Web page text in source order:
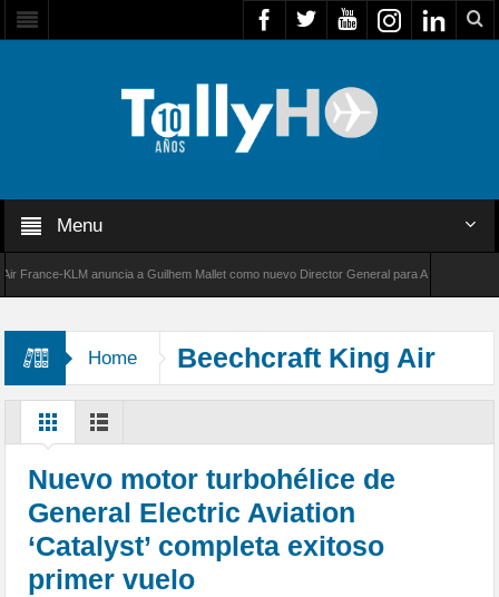
Menu
KLM anuncia a Guilhem Mallet como nuevo Director General para América Latina
Home Beechcraft King Air
Nuevo motor turbohélice de
General Electric Aviation
‘Catalyst’ completa exitoso
primer vuelo